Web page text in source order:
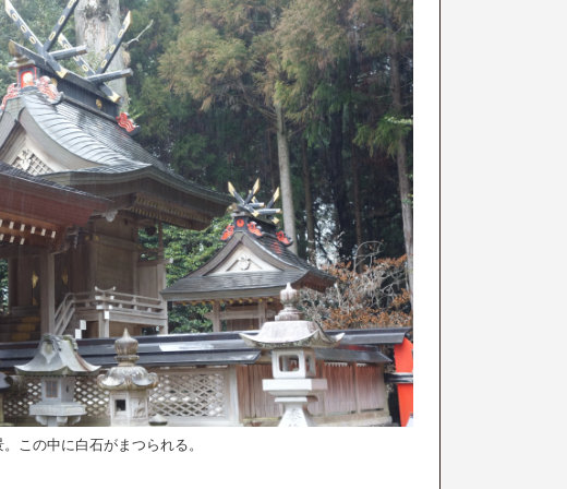
この中に白石がまつられる。